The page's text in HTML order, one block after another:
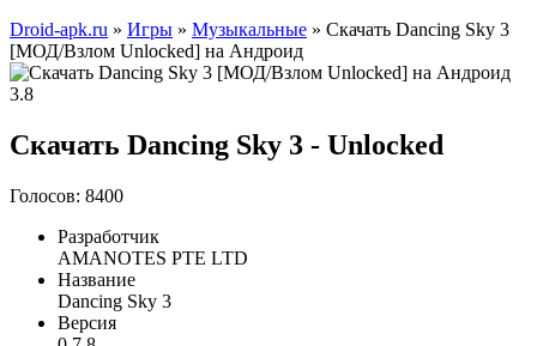
Droid-apk.ru » Игры » Музыкальные » Скачать Dancing Sky 3
[МОД/Взлом Unlocked] на Андроид
3.8
Скачать Dancing Sky 3 - Unlocked
Голосов: 8400
Разработчик
AMANOTES PTE LTD
Название
Dancing Sky 3
Версия